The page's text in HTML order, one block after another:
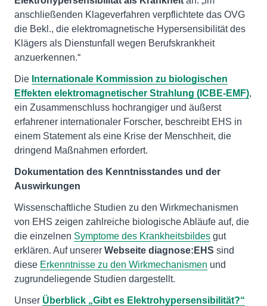
anschließenden Klageverfahren verpflichtete das OVG
die Bekl., die elektromagnetische Hypersensibilität des
Klägers als Dienstunfall wegen Berufskrankheit
anzuerkennen.“
Die Internationale Kommission zu biologischen
Effekten elektromagnetischer Strahlung (ICBE-EMF),
ein Zusammenschluss hochrangiger und äußerst
erfahrener internationaler Forscher, beschreibt EHS in
einem Statement als eine Krise der Menschheit, die
dringend Maßnahmen erfordert.
Dokumentation des Kenntnisstandes und der
Auswirkungen
Wissenschaftliche Studien zu den Wirkmechanismen
von EHS zeigen zahlreiche biologische Abläufe auf, die
die einzelnen Symptome des Krankheitsbildes gut
erklären. Auf unserer Webseite diagnose:EHS sind
diese Erkenntnisse zu den Wirkmechanismen und
zugrundeliegende Studien dargestellt.
Unser Überblick „Gibt es Elektrohypersensibilität?“